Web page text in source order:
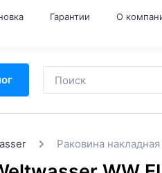
Гарантии О
Раковина